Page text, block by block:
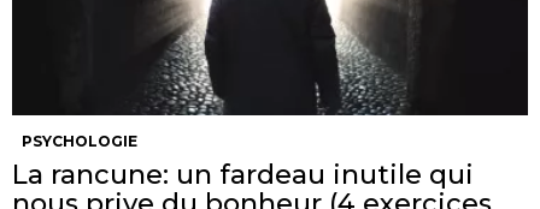
PSYCHOLOGIE
La rancune: un fardeau inutile qui